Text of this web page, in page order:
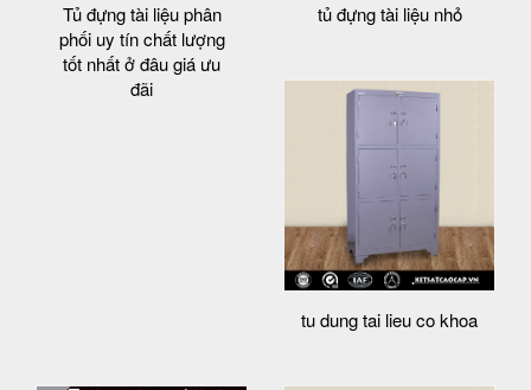
Tủ đựng tài liệu phân
phối uy tín chất lượng
tốt nhất ở đâu giá ưu
đãi
tủ đựng tài liệu nhỏ
tu dung tai lieu co khoa